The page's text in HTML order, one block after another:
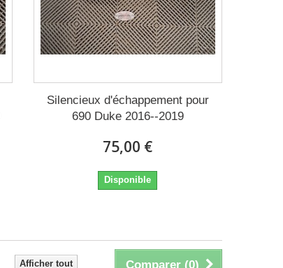
Silencieux d'échappement pour
690 Duke 2016--2019
75,00 €
Disponible
Comparer (0)
Afficher tout